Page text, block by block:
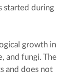
started during
growth in
and fungi. The
and does not